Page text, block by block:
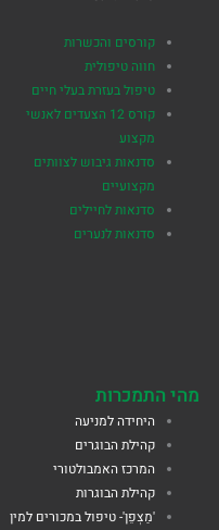
קורסים והכשרות
חווה טיפולית
טיפול בעזרת בעלי חיים
קורס 12 הצעדים לאנשי
מקצוע
סדנאות גיבוש לצוותים
מקצועיים
סדנאות לחיילים
סדנאות לנערים
מהי התמכרות
היחידה למניעה
קהילת הבוגרים
המרכז האמבולטורי
קהילת הבוגרות
'מַצְפֵן'- טיפול במכורים למין